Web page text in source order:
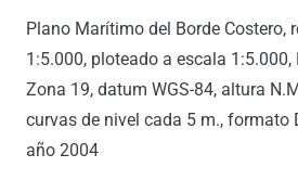
Plano Marítimo del Borde Costero,
1:5.000, ploteado a escala 1:5.000,
Zona 19, datum WGS-84, altura
curvas de nivel cada 5 m., formato
año 2004